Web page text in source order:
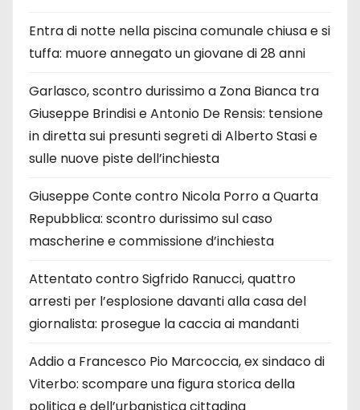
Entra di notte nella piscina comunale chiusa e si
tuffa: muore annegato un giovane di 28 anni
Garlasco, scontro durissimo a Zona Bianca tra
Giuseppe Brindisi e Antonio De Rensis: tensione
in diretta sui presunti segreti di Alberto Stasi e
sulle nuove piste dell’inchiesta
Giuseppe Conte contro Nicola Porro a Quarta
Repubblica: scontro durissimo sul caso
mascherine e commissione d’inchiesta
Attentato contro Sigfrido Ranucci, quattro
arresti per l’esplosione davanti alla casa del
giornalista: prosegue la caccia ai mandanti
Addio a Francesco Pio Marcoccia, ex sindaco di
Viterbo: scompare una figura storica della